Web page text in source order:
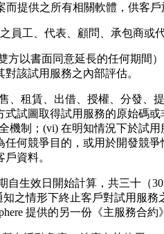
提供之所有相關軟體，供客戶
員工、代表、顧問、承包商或
方以書面同意延長的任何期間
該試用服務之內部評估。
、租賃、出借、授權、分發
試圖取得試用服務的原始碼
機制；(vi) 在明知情況下於試
何競爭目的，或用於開發競
資料。
自生效日開始計算，共三十（
之情形下終止客戶對試用服
提供的另一份《主服務合約